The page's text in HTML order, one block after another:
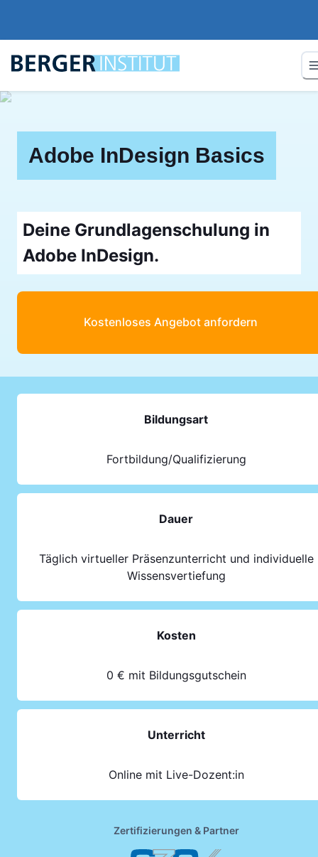
Adobe InDesign Basics
Deine Grundlagenschulung in
Adobe InDesign.
Kostenloses Angebot anfordern
Bildungsart
Fortbildung/Qualifizierung
Dauer
Täglich virtueller Präsenzunterricht und individuelle
Wissensvertiefung
Kosten
0 € mit Bildungsgutschein
Unterricht
Online mit Live-Dozent:in
Zertifizierungen & Partner